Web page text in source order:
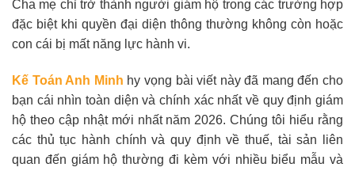
Cha mẹ chỉ trở thành người giám hộ trong các trường hợp
đặc biệt khi quyền đại diện thông thường không còn hoặc
con cái bị mất năng lực hành vi.
Kế Toán Anh Minh hy vọng bài viết này đã mang đến cho
bạn cái nhìn toàn diện và chính xác nhất về quy định giám
hộ theo cập nhật mới nhất năm 2026. Chúng tôi hiểu rằng
các thủ tục hành chính và quy định về thuế, tài sản liên
quan đến giám hộ thường đi kèm với nhiều biểu mẫu và